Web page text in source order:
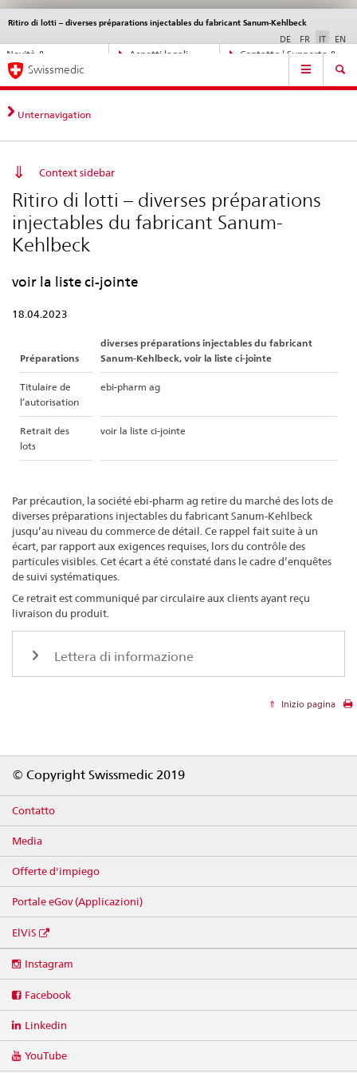
Navigazione
diretta:
novità,
legali,
Novità &
Aspetti legali,
Contatto | Supporto &
Ritiro di lotti – diverses préparations injectables du fabricant Sanum-Kehlbeck
DE FR IT EN
Service
Navigation
Swissmedic
Unternavigation
Context sidebar
Ritiro di lotti – diverses préparations
injectables du fabricant Sanum-
Kehlbeck
voir la liste ci-jointe
18.04.2023
Préparations
diverses préparations injectables du fabricant
Sanum-Kehlbeck, voir la liste ci-jointe
Titulaire de
l’autorisation
ebi-pharm ag
Retrait des
lots
voir la liste ci-jointe
Par précaution, la société ebi-pharm ag retire du marché des lots de
diverses préparations injectables du fabricant Sanum-Kehlbeck
jusqu’au niveau du commerce de détail. Ce rappel fait suite à un
écart, par rapport aux exigences requises, lors du contrôle des
particules visibles. Cet écart a été constaté dans le cadre d‘enquêtes
de suivi systématiques.
Ce retrait est communiqué par circulaire aux clients ayant reçu
livraison du produit.
Lettera di informazione
Inizio pagina
© Copyright Swissmedic 2019
Contatto
Media
Offerte d'impiego
Portale eGov (Applicazioni)
ElViS
media
Instagram
Facebook
Linkedin
YouTube